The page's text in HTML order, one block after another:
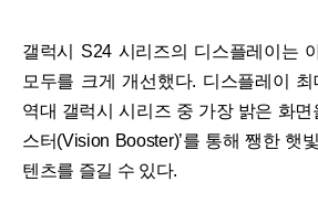
갤럭시 S24 시리즈의 디스플레이는
모두를 크게 개선했다. 디스플레이
역대 갤럭시 시리즈 중 가장 밝은 화면
스터(Vision Booster)’를 통해 쨍한 햇
텐츠를 즐길 수 있다.